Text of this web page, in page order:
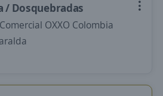
/ Dosquebradas
OXXO Colombia